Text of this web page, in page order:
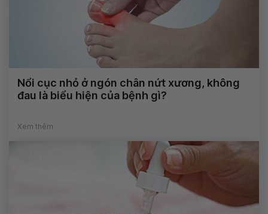
Nổi cục nhỏ ở ngón chân nứt xương, không
đau là biểu hiện của bệnh gì?
Xem thêm